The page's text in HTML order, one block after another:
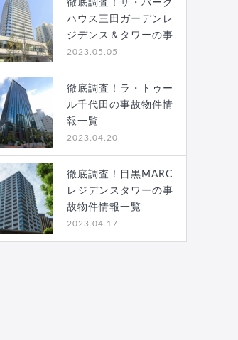
徹底調査！ザ・パーク
ハウス三田ガーデンレ
ジデンス＆タワーの事
故…
2023.05.05
徹底調査！ラ・トゥー
ル千代田の事故物件情
報一覧
2023.04.20
徹底調査！目黒MARC
レジデンスタワーの事
故物件情報一覧
2023.04.17